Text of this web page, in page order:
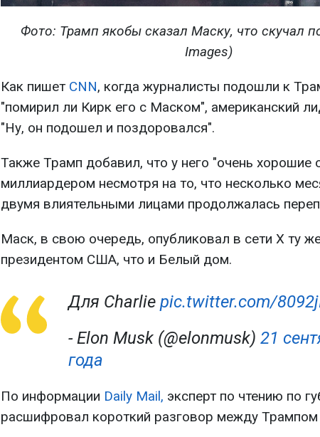
Фото: Трамп якобы сказал Маску, что скучал
Images)
Как пишет CNN, когда журналисты подошли к
"помирил ли Кирк его с Маском", американский
"Ну, он подошел и поздоровался".
Также Трамп добавил, что у него "очень хорошие
миллиардером несмотря на то, что несколько
двумя влиятельными лицами продолжалась
Маск, в свою очередь, опубликовал в сети Х ту
президентом США, что и Белый дом.
Для Charlie pic.twitter.com/
- Elon Musk (@elonmusk) 21
года
По информации Daily Mail, эксперт по чтению по
расшифровал короткий разговор между